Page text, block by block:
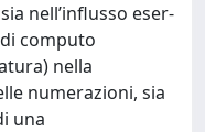
nell’influsso eser-
computo
nella
numerazioni, sia
una